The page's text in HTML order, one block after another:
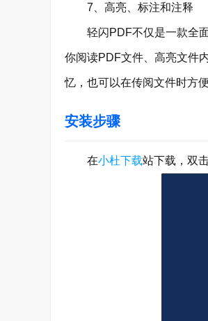
7、高亮、标注和注释
轻闪PDF不仅是一款全面
你阅读PDF文件、高亮文件
忆，也可以在传阅文件时方
安装步骤
在小杜下载站下载，双